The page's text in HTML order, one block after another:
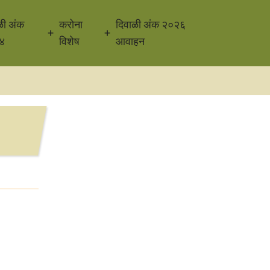
अंक
करोना
विशेष
दिवाळी अंक २०२६
आवाहन